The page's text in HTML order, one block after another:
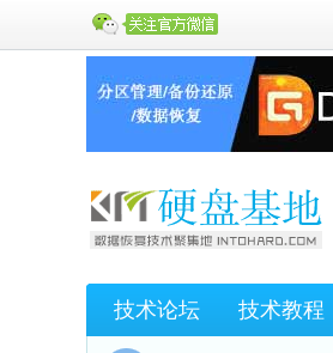
技术论坛 技术教程